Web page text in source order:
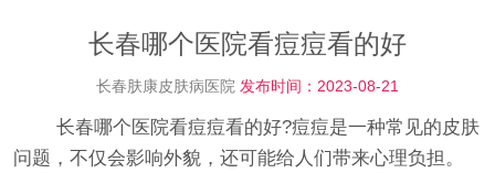
长春哪个医院看痘痘看的好
长春肤康皮肤病医院 发布时间：2023-08-21
长春哪个医院看痘痘看的好?痘痘是一种常见的皮肤
问题，不仅会影响外貌，还可能给人们带来心理负担。